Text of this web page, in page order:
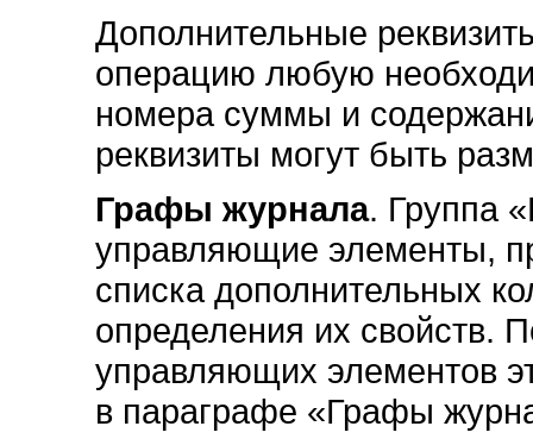
Дополнительные
операцию любую
номера суммы и
реквизиты могут быть
Графы журнала. Группа
управляющие элементы,
списка дополнительных
определения их свойств.
управляющих элементов
в параграфе «Графы